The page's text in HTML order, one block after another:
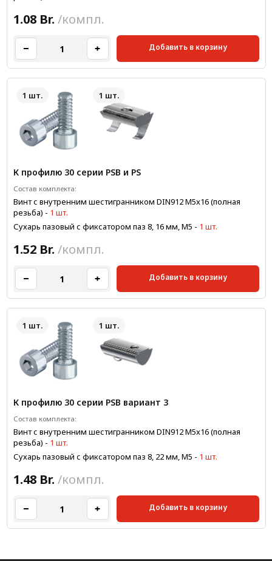
1.08 Br. /компл.
Добавить в корзину
1 шт. 1 шт.
К профилю 30 серии PSB и PS
Состав комплекта:
Винт с внутренним шестигранником DIN912 M5x16 (полная
резьба) - 1 шт.
Сухарь пазовый с фиксатором паз 8, 16 мм, М5 - 1 шт.
1.52 Br. /компл.
Добавить в корзину
1 шт. 1 шт.
К профилю 30 серии PSB вариант 3
Состав комплекта:
Винт с внутренним шестигранником DIN912 M5x16 (полная
резьба) - 1 шт.
Сухарь пазовый с фиксатором паз 8, 22 мм, М5 - 1 шт.
1.48 Br. /компл.
Добавить в корзину